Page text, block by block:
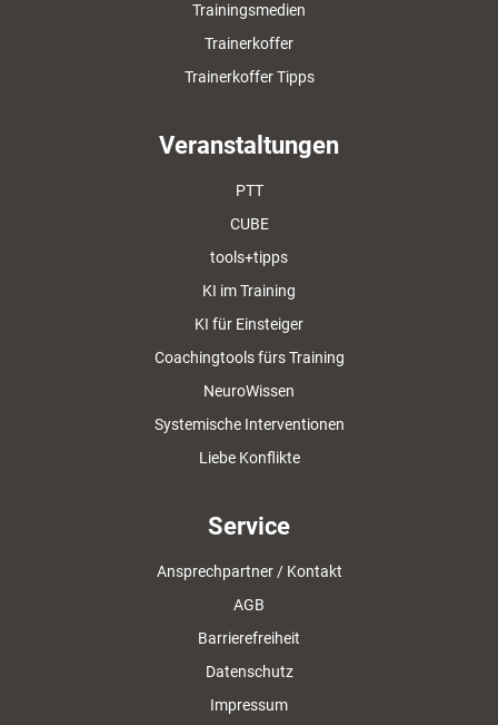
Trainingsmedien
Trainerkoffer
Trainerkoffer Tipps
Veranstaltungen
PTT
CUBE
tools+tipps
KI im Training
KI für Einsteiger
Coachingtools fürs Training
NeuroWissen
Systemische Interventionen
Liebe Konflikte
Service
Ansprechpartner / Kontakt
AGB
Barrierefreiheit
Datenschutz
Impressum